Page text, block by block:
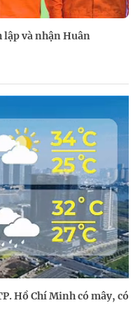
lập và nhận Huân
Hồ Chí Minh có mây, có